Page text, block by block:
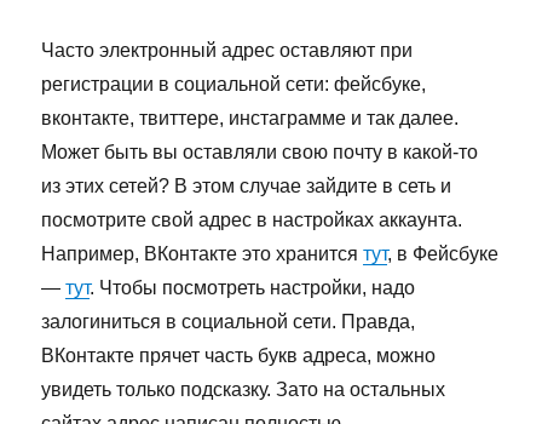
Часто электронный адрес оставляют при
регистрации в социальной сети: фейсбуке,
вконтакте, твиттере, инстаграмме и так далее.
Может быть вы оставляли свою почту в какой-то
из этих сетей? В этом случае зайдите в сеть и
посмотрите свой адрес в настройках аккаунта.
Например, ВКонтакте это хранитсятут, в Фейсбуке
—тут. Чтобы посмотреть настройки, надо
залогиниться в социальной сети. Правда,
ВКонтакте прячет часть букв адреса, можно
увидеть только подсказку. Зато на остальных